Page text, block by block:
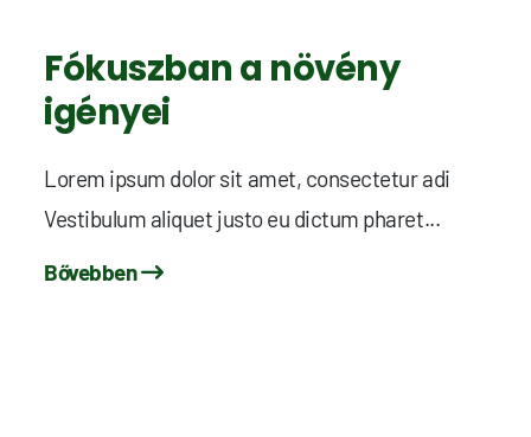
Fókuszban a növény
igényei
Lorem ipsum dolor sit amet, consectetur adi
Vestibulum aliquet justo eu dictum pharet...
Bővebben